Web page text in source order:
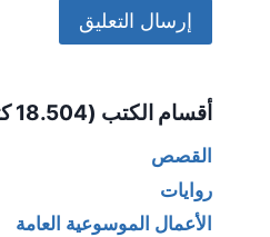
أقسام الكتب (18.504 كتاب)
القصص
روايات
الأعمال الموسوعية العامة